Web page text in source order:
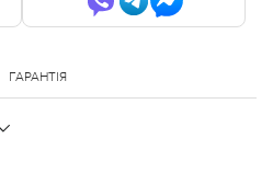
ГАРАНТІЯ